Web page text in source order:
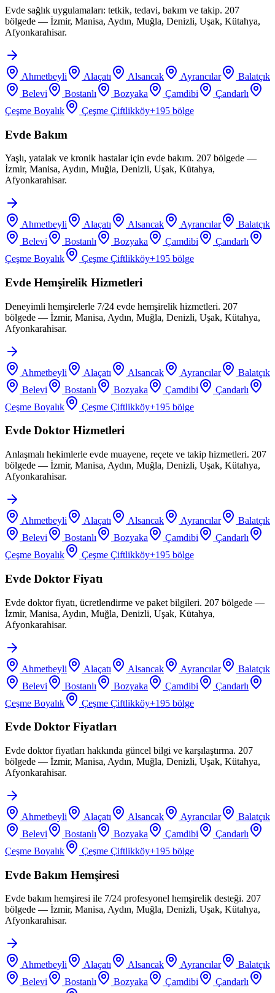
Evde sağlık uygulamaları: tetkik, tedavi, bakım ve takip. 207
bölgede — İzmir, Manisa, Aydın, Muğla, Denizli, Uşak, Kütahya,
Afyonkarahisar.
Ahmetbeyli Alaçatı Alsancak Ayrancılar
Balatçık
Belevi
Bostanlı Bozyaka Çamdibi
Çandarlı
Çeşme Boyalık
Çeşme Çiftlikköy+195 bölge
Evde Bakım
Yaşlı, yatalak ve kronik hastalar için evde bakım. 207 bölgede —
İzmir, Manisa, Aydın, Muğla, Denizli, Uşak, Kütahya,
Afyonkarahisar.
Ahmetbeyli Alaçatı Alsancak Ayrancılar
Balatçık
Belevi
Bostanlı Bozyaka Çamdibi
Çandarlı
Çeşme Boyalık
Çeşme Çiftlikköy+195 bölge
Evde Hemşirelik Hizmetleri
Deneyimli hemşirelerle 7/24 evde hemşirelik hizmetleri. 207
bölgede — İzmir, Manisa, Aydın, Muğla, Denizli, Uşak, Kütahya,
Afyonkarahisar.
Ahmetbeyli Alaçatı Alsancak Ayrancılar
Balatçık
Belevi
Bostanlı Bozyaka Çamdibi
Çandarlı
Çeşme Boyalık
Çeşme Çiftlikköy+195 bölge
Evde Doktor Hizmetleri
Anlaşmalı hekimlerle evde muayene, reçete ve takip hizmetleri. 207
bölgede — İzmir, Manisa, Aydın, Muğla, Denizli, Uşak, Kütahya,
Afyonkarahisar.
Ahmetbeyli Alaçatı Alsancak Ayrancılar
Balatçık
Belevi
Bostanlı Bozyaka Çamdibi
Çandarlı
Çeşme Boyalık
Çeşme Çiftlikköy+195 bölge
Evde Doktor Fiyatı
Evde doktor fiyatı, ücretlendirme ve paket bilgileri. 207 bölgede —
İzmir, Manisa, Aydın, Muğla, Denizli, Uşak, Kütahya,
Afyonkarahisar.
Ahmetbeyli Alaçatı Alsancak Ayrancılar
Balatçık
Belevi
Bostanlı Bozyaka Çamdibi
Çandarlı
Çeşme Boyalık
Çeşme Çiftlikköy+195 bölge
Evde Doktor Fiyatları
Evde doktor fiyatları hakkında güncel bilgi ve karşılaştırma. 207
bölgede — İzmir, Manisa, Aydın, Muğla, Denizli, Uşak, Kütahya,
Afyonkarahisar.
Ahmetbeyli Alaçatı Alsancak Ayrancılar
Balatçık
Belevi
Bostanlı Bozyaka Çamdibi
Çandarlı
Çeşme Boyalık
Çeşme Çiftlikköy+195 bölge
Evde Bakım Hemşiresi
Evde bakım hemşiresi ile 7/24 profesyonel hemşirelik desteği. 207
bölgede — İzmir, Manisa, Aydın, Muğla, Denizli, Uşak, Kütahya,
Afyonkarahisar.
Ahmetbeyli Alaçatı Alsancak Ayrancılar
Balatçık
Belevi
Bostanlı Bozyaka Çamdibi
Çandarlı